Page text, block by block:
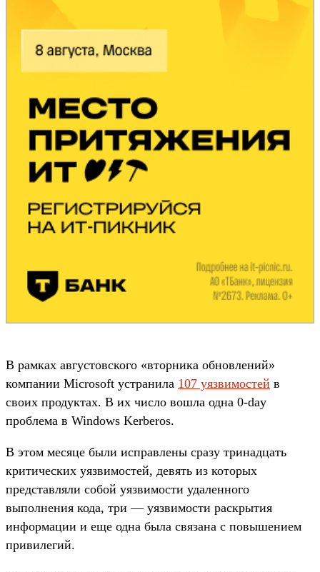
В рамках августовского «вторника обновлений»
компании Microsoft устранила 107 уязвимостей в
своих продуктах. В их число вошла одна 0-day
проблема в Windows Kerberos.
В этом месяце были исправлены сразу тринадцать
критических уязвимостей, девять из которых
представляли собой уязвимости удаленного
выполнения кода, три — уязвимости раскрытия
информации и еще одна была связана с повышением
привилегий.